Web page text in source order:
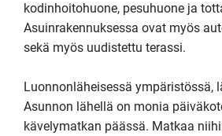
kodinhoitohuone, pesuhuone ja
Asuinrakennuksessa ovat myös
sekä myös uudistettu terassi.
Luonnonläheisessä ympäristössä,
Asunnon lähellä on monia
kävelymatkan päässä. Matkaa